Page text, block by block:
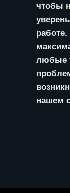
чтобы
любые
нашем